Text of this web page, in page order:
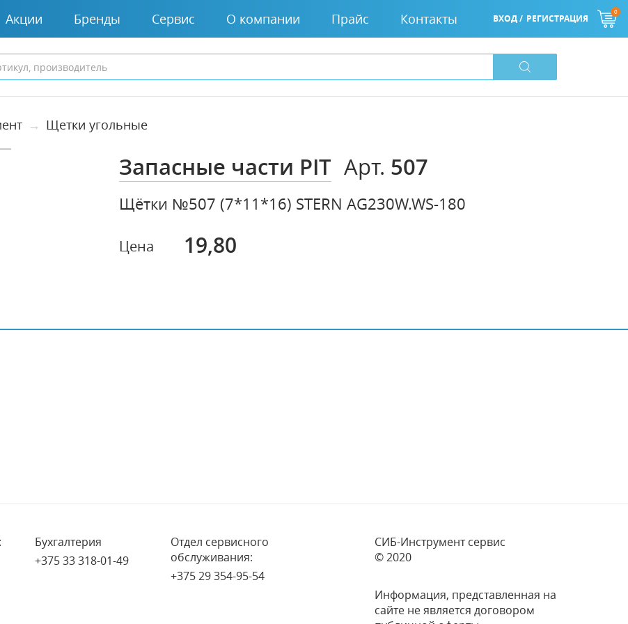
Акции Бренды Сервис О компании Прайс Контакты ВХОД / РЕГИСТРАЦИЯ
0
Щетки угольные
Запасные части PIT Арт. 507
Щётки №507 (7*11*16) STERN AG230W.WS-180
Цена 19,80
Бухгалтерия
+375 33 318-01-49
Отдел сервисного
обслуживания:
+375 29 354-95-54
СИБ-Инструмент сервис
© 2020
Информация, представленная на
сайте не является договором